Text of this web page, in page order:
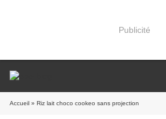
Publicité
Accueil » Riz lait choco cookeo sans projection